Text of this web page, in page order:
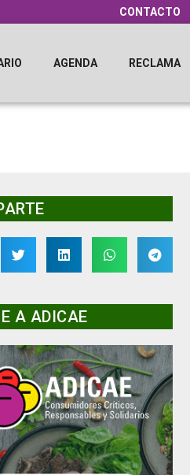
CONTACTO
AGENDA RECLAMA
A ADICAE